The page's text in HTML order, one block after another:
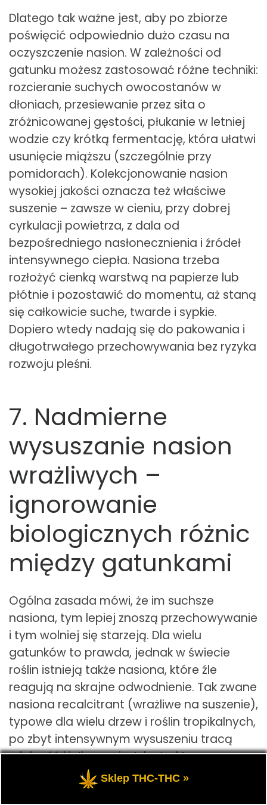
Dlatego tak ważne jest, aby po zbiorze
poświęcić odpowiednio dużo czasu na
oczyszczenie nasion. W zależności od
gatunku możesz zastosować różne techniki:
rozcieranie suchych owocostanów w
dłoniach, przesiewanie przez sita o
zróżnicowanej gęstości, płukanie w letniej
wodzie czy krótką fermentację, która ułatwi
usunięcie miąższu (szczególnie przy
pomidorach). Kolekcjonowanie nasion
wysokiej jakości oznacza też właściwe
suszenie – zawsze w cieniu, przy dobrej
cyrkulacji powietrza, z dala od
bezpośredniego nasłonecznienia i źródeł
intensywnego ciepła. Nasiona trzeba
rozłożyć cienką warstwą na papierze lub
płótnie i pozostawić do momentu, aż staną
się całkowicie suche, twarde i sypkie.
Dopiero wtedy nadają się do pakowania i
długotrwałego przechowywania bez ryzyka
rozwoju pleśni.
7. Nadmierne
wysuszanie nasion
wrażliwych –
ignorowanie
biologicznych różnic
między gatunkami
Ogólna zasada mówi, że im suchsze
nasiona, tym lepiej znoszą przechowywanie
i tym wolniej się starzeją. Dla wielu
gatunków to prawda, jednak w świecie
roślin istnieją także nasiona, które źle
reagują na skrajne odwodnienie. Tak zwane
nasiona recalcitrant (wrażliwe na suszenie),
typowe dla wielu drzew i roślin tropikalnych,
po zbyt intensywnym wysuszeniu tracą
zdolność kiełkowania. Ich struktury
wewnętrzne ulegają nieodwracalnym
uszkodzeniom, mimo że zewnętrznie mogą
Sklep THC-THC »